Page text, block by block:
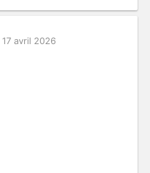
17 avril 2026